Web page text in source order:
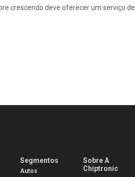
crescendo deve oferecer um serviço de
Segmentos
Autos
Sobre A
Chiptronic